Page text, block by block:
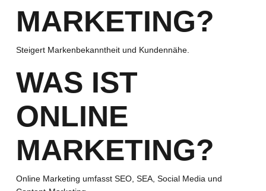
MARKETING?
Steigert Markenbekanntheit und Kundennähe.
WAS IST
ONLINE
MARKETING?
Online Marketing umfasst SEO, SEA, Social Media und